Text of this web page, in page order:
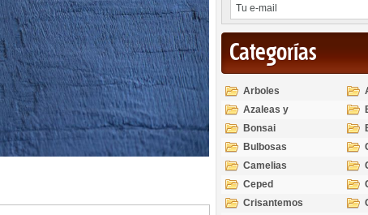
Categorías
Arboles
Azaleas y
Rododendros
Bonsai
Bulbosas
Camelias
Ceped
Crisantemos